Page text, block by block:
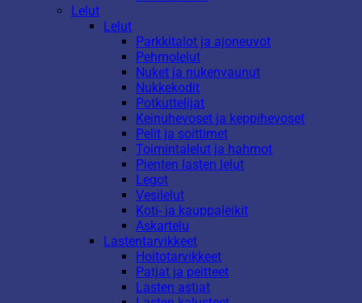
Lelut
Lelut
Parkkitalot ja ajoneuvot
Pehmolelut
Nuket ja nukenvaunut
Nukkekodit
Potkuttelijat
Keinuhevoset ja keppihevoset
Pelit ja soittimet
Toimintalelut ja hahmot
Pienten lasten lelut
Legot
Vesilelut
Koti- ja kauppaleikit
Askartelu
Lastentarvikkeet
Hoitotarvikkeet
Patjat ja peitteet
Lasten astiat